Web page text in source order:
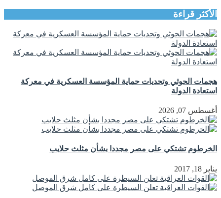
الأكثر قراءة
هجمات الحوثي وتحديات حماية المؤسسة العسكرية في معركة
استعادة الدولة
أغسطس 07, 2026
الخرطوم تشتكي على مصر مجددا بشأن مثلث حلايب
يناير 18, 2017